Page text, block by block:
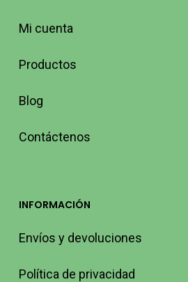
Mi cuenta
Productos
Blog
Contáctenos
INFORMACIÓN
Envíos y devoluciones
Política de privacidad